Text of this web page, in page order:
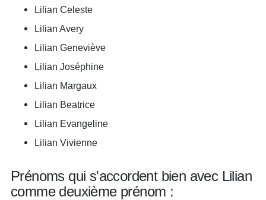
Lilian Celeste
Lilian Avery
Lilian Geneviève
Lilian Joséphine
Lilian Margaux
Lilian Beatrice
Lilian Evangeline
Lilian Vivienne
Prénoms qui s'accordent bien avec Lilian
comme deuxième prénom :